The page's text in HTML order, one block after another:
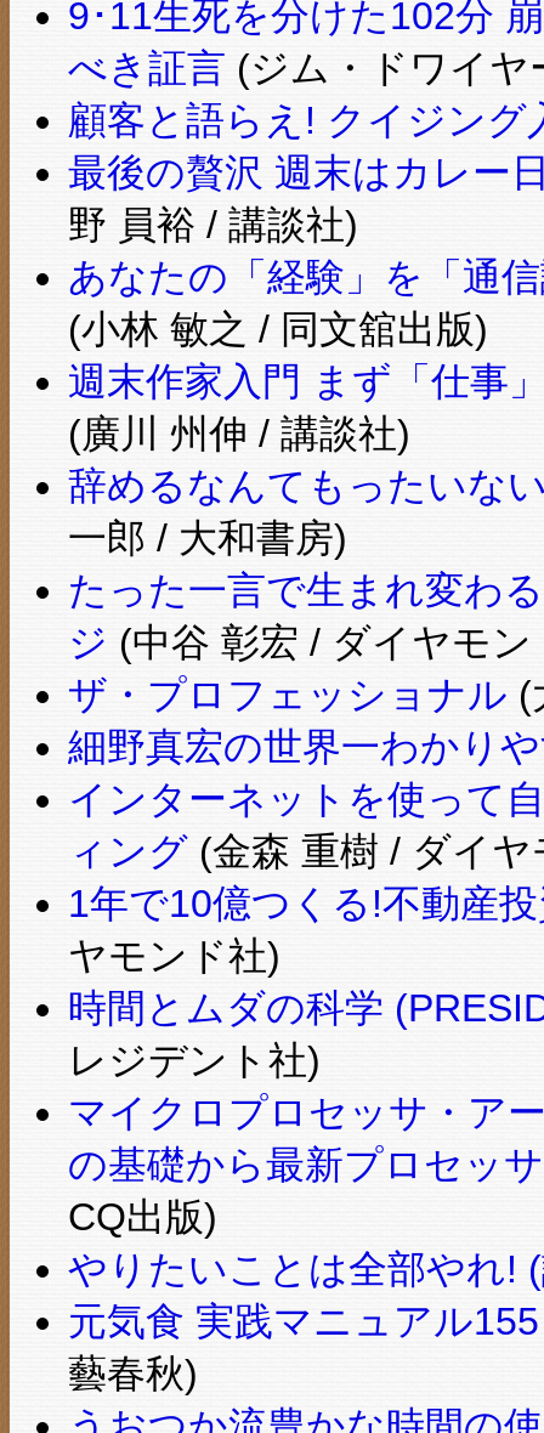
9･11生死を分けた102分
べき証言 (ジム・ドワイヤ
顧客と語らえ! クイジング
最後の贅沢 週末はカレー
野 員裕 / 講談社)
あなたの「経験」を「通
(小林 敏之 / 同文舘出版)
週末作家入門 まず「仕事
(廣川 州伸 / 講談社)
辞めるなんてもったいな
一郎 / 大和書房)
たった一言で生まれ変わ
ジ (中谷 彰宏 / ダイヤモン
ザ・プロフェッショナル (
細野真宏の世界一わかり
インターネットを使って
ィング(金森 重樹 / ダイヤ
1年で10億つくる!不動産
ヤモンド社)
時間とムダの科学
レジデント社)
マイクロプロセッサ・ア
の基礎から最新プロセッ
CQ出版)
やりたいことは全部やれ!
元気食 実践マニュアル
藝春秋)